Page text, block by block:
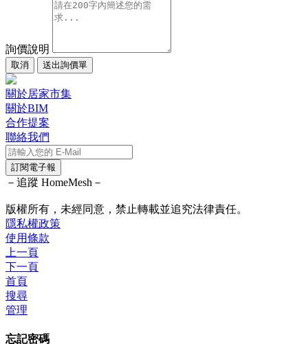
詢價說明
取消 送出詢價單
關於居家市集
關於BIM
合作提案
聯絡我們
訂閱電子報
－追蹤 HomeMesh－
版權所有，未經同意，禁止轉載並追究法律責任。
隱私權政策
使用條款
上一頁
下一頁
首頁
搜尋
管理
忘記密碼